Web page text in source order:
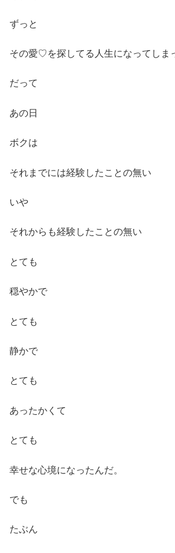
ずっと
その愛♡を探してる人生になってしま
だって
あの日
ボクは
それまでには経験したことの無い
いや
それからも経験したことの無い
とても
穏やかで
とても
静かで
とても
あったかくて
とても
幸せな心境になったんだ。
でも
たぶん